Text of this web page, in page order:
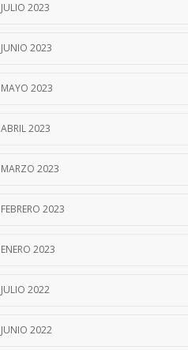
JULIO 2023
JUNIO 2023
MAYO 2023
ABRIL 2023
MARZO 2023
FEBRERO 2023
ENERO 2023
JULIO 2022
JUNIO 2022